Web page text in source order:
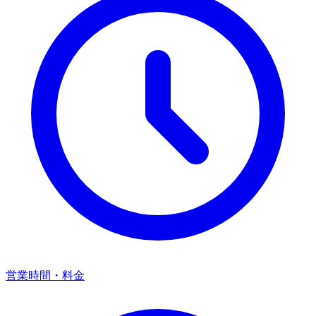
営業時間・料金